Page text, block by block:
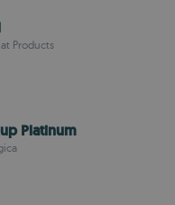
Products
Platinum